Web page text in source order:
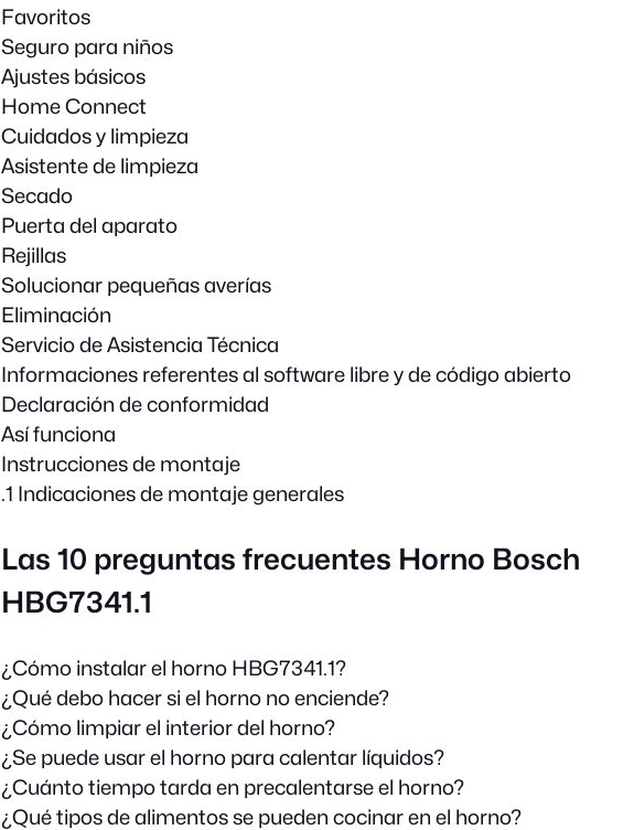
Favoritos
Seguro para niños
Ajustes básicos
Home Connect
Cuidados y limpieza
Asistente de limpieza
Secado
Puerta del aparato
Rejillas
Solucionar pequeñas averías
Eliminación
Servicio de Asistencia Técnica
Informaciones referentes al software libre y de código abierto
Declaración de conformidad
Así funciona
Instrucciones de montaje
.1 Indicaciones de montaje generales
Las 10 preguntas frecuentes Horno Bosch
HBG7341.1
¿Cómo instalar el horno HBG7341.1?
¿Qué debo hacer si el horno no enciende?
¿Cómo limpiar el interior del horno?
¿Se puede usar el horno para calentar líquidos?
¿Cuánto tiempo tarda en precalentarse el horno?
¿Qué tipos de alimentos se pueden cocinar en el horno?